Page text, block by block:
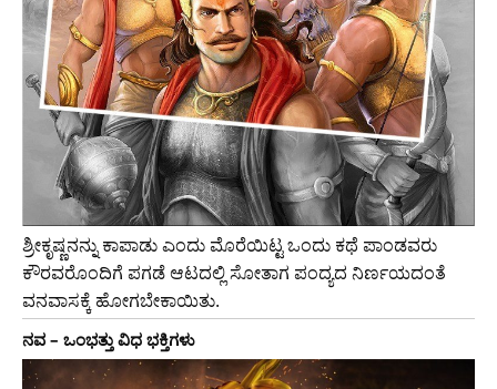
ಶ್ರೀಕೃಷ್ಣನನ್ನು ಕಾಪಾಡು ಎಂದು ಮೊರೆಯಿಟ್ಟ ಒಂದು ಕಥೆ ಪಾಂಡವರು
ಕೌರವರೊಂದಿಗೆ ಪಗಡೆ ಆಟದಲ್ಲಿ ಸೋತಾಗ ಪಂದ್ಯದ ನಿರ್ಣಯದಂತೆ
ವನವಾಸಕ್ಕೆ ಹೋಗಬೇಕಾಯಿತು.
ನವ – ಒಂಭತ್ತು ವಿಧ ಭಕ್ತಿಗಳು